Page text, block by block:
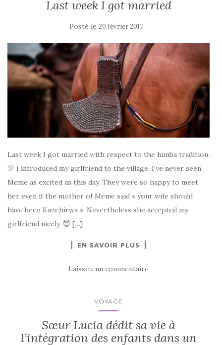
Last week I got married
Posté le 20 février 2017
Last week I got married with respect to the himba tradition.
🎊 I introduced my girlfriend to the village. I’ve never seen
Meme as excited as this day. They were so happy to meet
her even if the mother of Meme said « your wife should
have been Kazehirwa ». Nevertheless she accepted my
girlfriend nicely. 😇 […]
EN SAVOIR PLUS
Laissez un commentaire
VOYAGE
Sœur Lucia dédit sa vie à
l’intégration des enfants dans un